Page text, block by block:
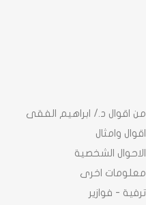
اقوال د./ ابراهيم الفقى
وامثال
الشخصية
اخرى
- فوازير